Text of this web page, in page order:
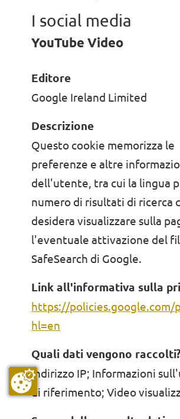
I social media
YouTube Video
Editore
Google Ireland Limited
Descrizione
Questo cookie memorizza le
preferenze e altre
dell'utente, tra cui la lingua
numero di risultati di ricerca
desidera visualizzare sulla
l'eventuale attivazione del
SafeSearch di Google.
Link all'informativa sulla
https://policies.google.com/
hl=en
Quali dati vengono
Indirizzo IP; Informazioni
di riferimento; Video